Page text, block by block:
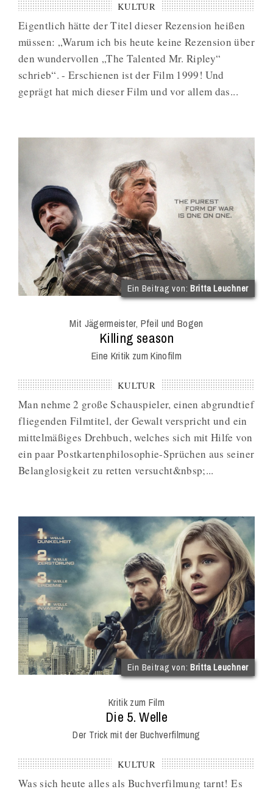
KULTUR
Eigentlich hätte der Titel dieser Rezension heißen
müssen: „Warum ich bis heute keine Rezension über
den wundervollen „The Talented Mr. Ripley“
schrieb“. - Erschienen ist der Film 1999! Und
geprägt hat mich dieser Film und vor allem das...
Ein Beitrag von:Britta Leuchner
Mit Jägermeister, Pfeil und Bogen
:
Killing season
Eine Kritik zum Kinofilm
KULTUR
Man nehme 2 große Schauspieler, einen abgrundtief
fliegenden Filmtitel, der Gewalt verspricht und ein
mittelmäßiges Drehbuch, welches sich mit Hilfe von
ein paar Postkartenphilosophie-Sprüchen aus seiner
Belanglosigkeit zu retten versucht&nbsp;...
Ein Beitrag von:Britta Leuchner
Kritik zum Film
:
Die 5. Welle
Der Trick mit der Buchverfilmung
KULTUR
Was sich heute alles als Buchverfilmung tarnt! Es